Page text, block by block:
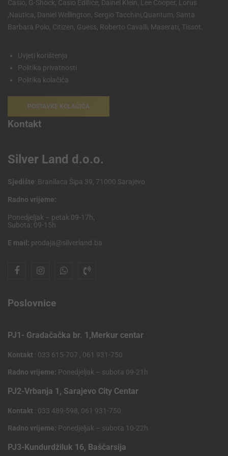
Casio, G-Shock, Casio Edifice, Dainel Klein, Lee Cooper, Lorus
,Nautica, Daniel Wellington, Sergio Tacchini,Quantum, Santa
Barbara Polo, Citizen, Guess, Roberto Cavalli, Maserati, Tissot.
Uvjeti korištenja
Politika privatnosti
Politika kolačića
POSTAVKE KOLAČIĆA
Kontakt
Silver Land d.o.o.
Sjedište: Branilaca Šipa 39, 71000 Sarajevo
Radno vrijeme:
Ponedjeljak – petak 09-17h,
Subota: 09-15h
E mail: prodaja@silverland.ba
Poslovnice
PJ1- Gradačačka br. 1,Merkur centar
Kontakt : 033 615-707 , 061 931-750
Radno vrijeme: Ponedjeljak – subota 09-21h
PJ2-Vrbanja 1, Sarajevo City Centar
Kontakt : 033 489-598, 061 931-750
Radno vrijeme: Ponedjeljak – subota 10-22h
PJ3-Kundurdžiluk 16, Baščarsija